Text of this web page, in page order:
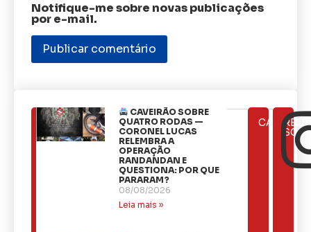
Notifique-me sobre novas publicações
por e-mail.
ÚLTIMAS
NOTÍCIAS
CAVEIRÃO SOBRE
QUATRO RODAS —
CORONEL LUCAS
RELEMBRA A
OPERAÇÃO
RANDANDAN E
QUESTIONA: POR QUE
PARARAM?
08/08/2026
Leia mais »